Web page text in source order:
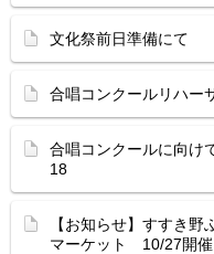
文化祭前日準備にて
合唱コンクールリハ
合唱コンクールに向
18
【お知らせ】すすき
マーケット 10/27開催